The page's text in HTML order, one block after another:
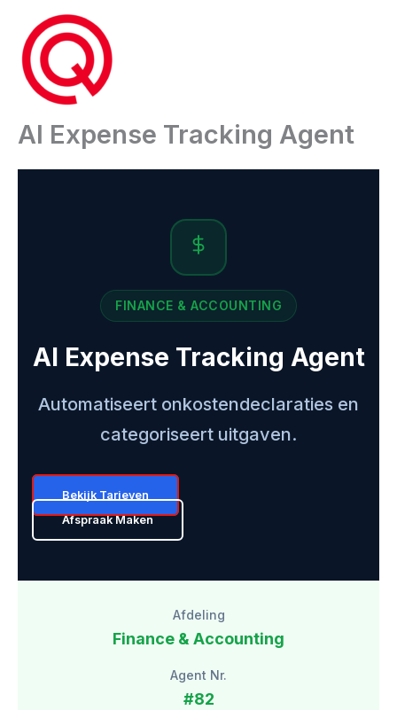
inhoud
AI Expense Tracking Agent
FINANCE & ACCOUNTING
AI Expense Tracking Agent
Automatiseert onkostendeclaraties en
categoriseert uitgaven.
Bekijk Tarieven
Afspraak Maken
Afdeling
Finance & Accounting
Agent Nr.
#82